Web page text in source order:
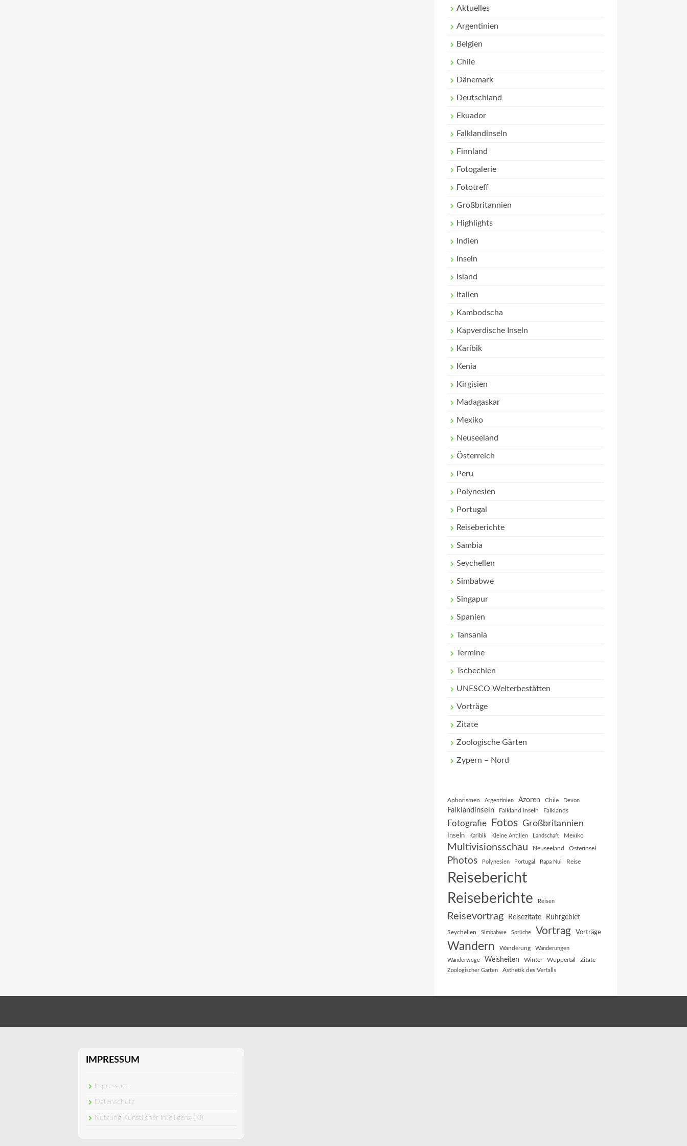
Aktuelles
Argentinien
Belgien
Chile
Dänemark
Deutschland
Ekuador
Falklandinseln
Finnland
Fotogalerie
Fototreff
Großbritannien
Highlights
Indien
Inseln
Island
Italien
Kambodscha
Kapverdische Inseln
Karibik
Kenia
Kirgisien
Madagaskar
Mexiko
Neuseeland
Österreich
Peru
Polynesien
Portugal
Reiseberichte
Sambia
Seychellen
Simbabwe
Singapur
Spanien
Tansania
Termine
Tschechien
UNESCO Welterbestätten
Vorträge
Zitate
Zoologische Gärten
Zypern – Nord
Aphorismen Argentinien Azoren Chile Devon
Falklandinseln Falkland Inseln Falklands
Fotografie Fotos Großbritannien
Inseln Karibik Kleine Antillen Landschaft Mexiko
Multivisionsschau Neuseeland Osterinsel
Photos Polynesien Portugal Rapa Nui Reise
Reisebericht
Reiseberichte Reisen
Reisevortrag Reisezitate Ruhrgebiet
Seychellen Simbabwe Sprüche Vortrag Vorträge
Wandern Wanderung Wanderungen
Wanderwege Weisheiten Winter Wuppertal Zitate
Zoologischer Garten Ästhetik des Verfalls
IMPRESSUM
Impressum
Datenschutz
Nutzung Künstlicher Intelligenz (KI)